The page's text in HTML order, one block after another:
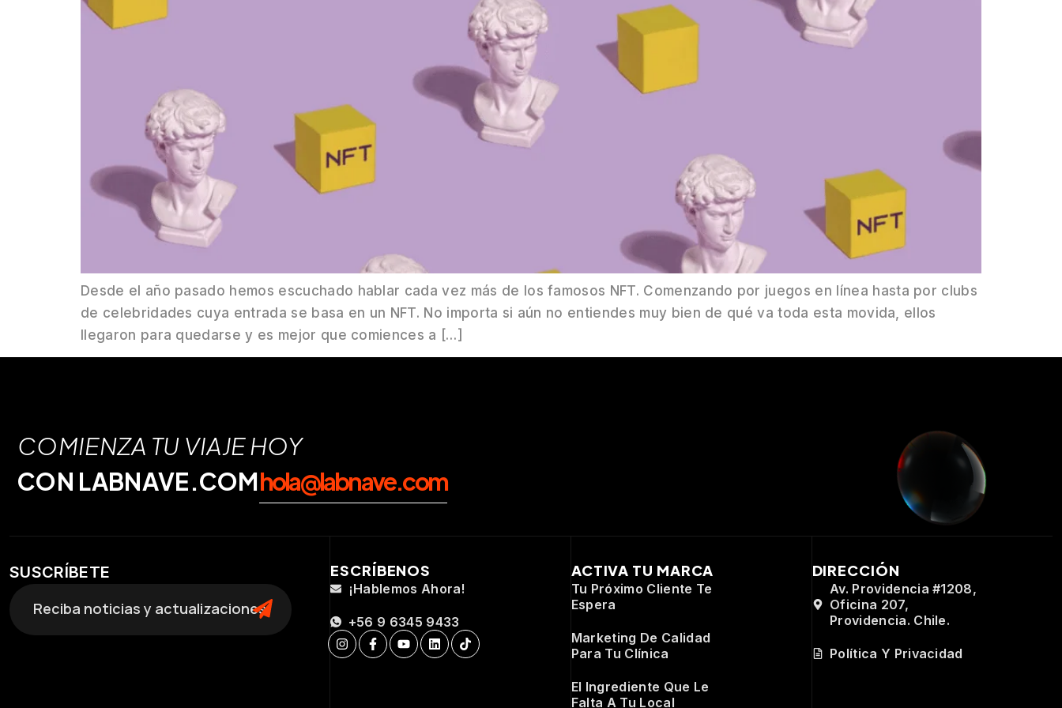
Desde el año pasado hemos escuchado hablar cada vez más de los famosos NFT. Comenzando por juegos en línea hasta por clubs
de celebridades cuya entrada se basa en un NFT. No importa si aún no entiendes muy bien de qué va toda esta movida, ellos
llegaron para quedarse y es mejor que comiences a […]
COMIENZA TU VIAJE HOY
CON LABNAVE.COMhola@labnave.com
SUSCRÍBETE ESCRÍBENOS
¡Hablemos Ahora!
+56 9 6345 9433
ACTIVA TU MARCA
Tu Próximo Cliente Te
Espera
Marketing De Calidad
Para Tu Clínica
El Ingrediente Que Le
Falta A Tu Local
DIRECCIÓN
Av. Providencia #1208,
Oficina 207,
Providencia. Chile.
Política Y Privacidad